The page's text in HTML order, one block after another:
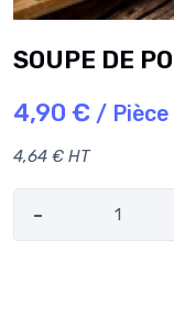
SOUPE DE
4,90 € / Pièce
4,64 € HT
-